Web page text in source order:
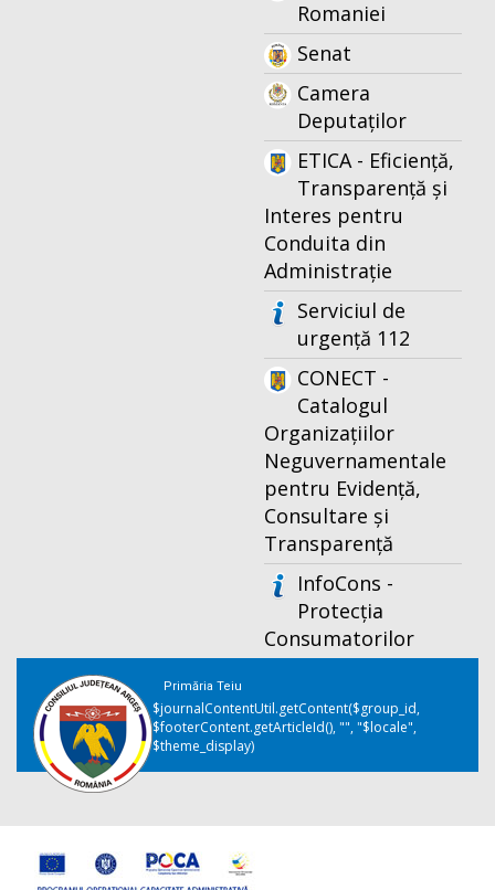
Romaniei
Senat
Camera
Deputaților
ETICA - Eficiență,
Transparență și
Interes pentru
Conduita din
Administrație
Serviciul de
urgență 112
CONECT -
Catalogul
Organizațiilor
Neguvernamentale
pentru Evidență,
Consultare și
Transparență
InfoCons -
Protecția
Consumatorilor
Primăria Teiu
$journalContentUtil.getContent($group_id,
$footerContent.getArticleId(), "", "$locale",
$theme_display)